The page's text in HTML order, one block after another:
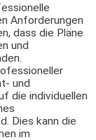
Anforderungen
dass die Pläne
und
und
die individuellen
Dies kann die
im